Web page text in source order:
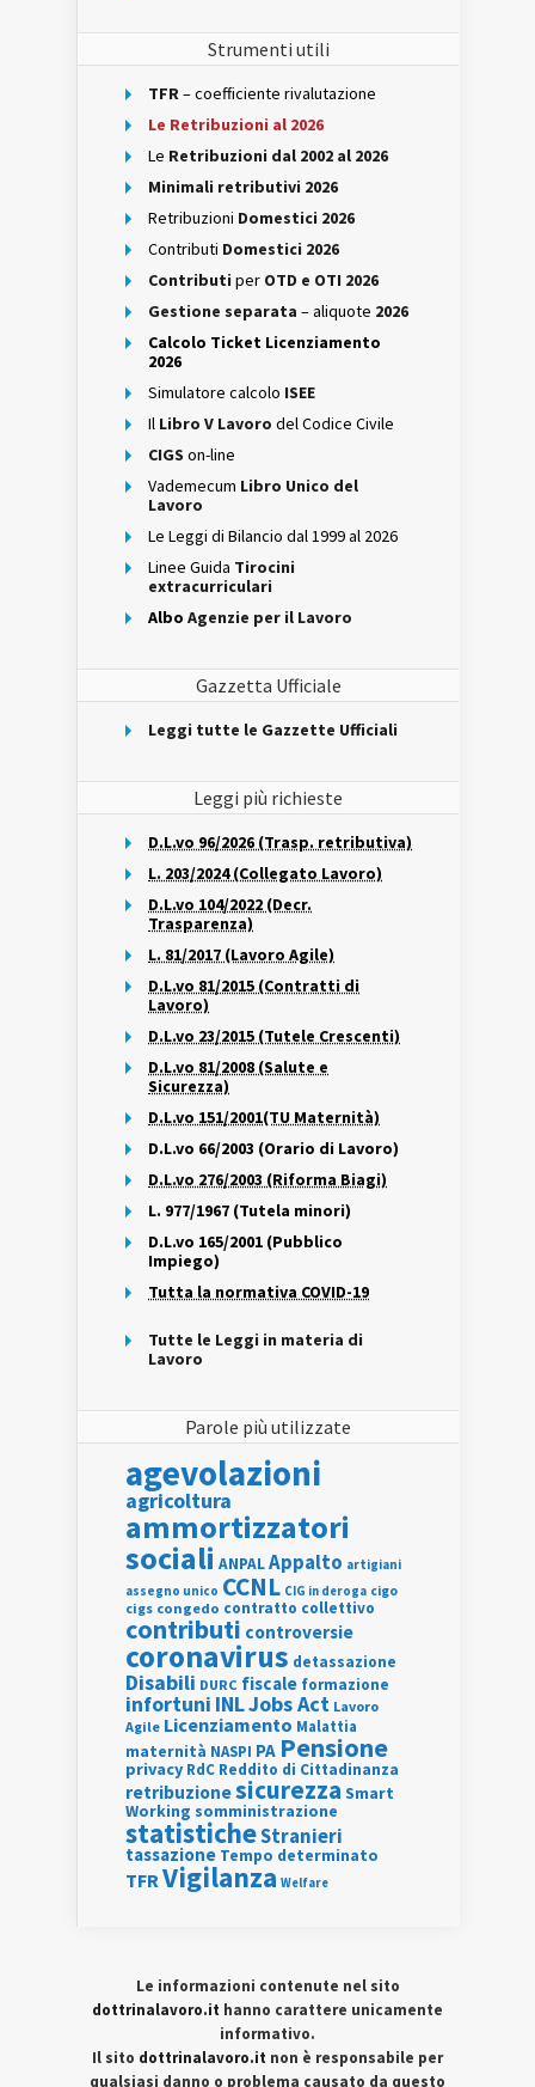
Strumenti utili
TFR– coefficiente rivalutazione
Le Retribuzioni al 2026
Le Retribuzioni dal 2002 al 2026
Minimali retributivi 2026
Retribuzioni Domestici 2026
Contributi Domestici 2026
Contributi per OTD e OTI 2026
Gestione separata – aliquote 2026
Calcolo Ticket Licenziamento
2026
Simulatore calcolo ISEE
Il Libro V Lavoro del Codice Civile
CIGS on-line
Vademecum Libro Unico del
Lavoro
Le Leggi di Bilancio dal 1999 al 2026
Linee Guida Tirocini
extracurriculari
Albo Agenzie per il Lavoro
Gazzetta Ufficiale
Leggi tutte le Gazzette Ufficiali
Leggi più richieste
D.L.vo 96/2026 (Trasp. retributiva)
L. 203/2024 (Collegato Lavoro)
D.L.vo 104/2022 (Decr.
Trasparenza)
L. 81/2017 (Lavoro Agile)
D.L.vo 81/2015 (Contratti di
Lavoro)
D.L.vo 23/2015 (Tutele Crescenti)
D.L.vo 81/2008 (Salute e
Sicurezza)
D.L.vo 151/2001(TU Maternità)
D.L.vo 66/2003 (Orario di Lavoro)
D.L.vo 276/2003 (Riforma Biagi)
L. 977/1967 (Tutela minori)
D.L.vo 165/2001 (Pubblico
Impiego)
Tutta la normativa COVID-19
Tutte le Leggi in materia di
Lavoro
Parole più utilizzate
agevolazioni
agricoltura
ammortizzatori
sociali ANPALAppalto artigiani
assegno unico CCNL CIG in deroga cigo
cigs congedo contratto collettivo
contributi controversie
coronavirus detassazione
Disabili DURC fiscale formazione
infortuni INLJobs Act Lavoro
Agile Licenziamento Malattia
maternità NASPI PA Pensione
privacy RdC Reddito di Cittadinanza
retribuzionesicurezza Smart
Working somministrazione
statisticheStranieri
tassazione Tempo determinato
TFRVigilanza Welfare
Le informazioni contenute nel sito
dottrinalavoro.it hanno carattere unicamente
informativo.
Il sito dottrinalavoro.it non è responsabile per
qualsiasi danno o problema causato da questo